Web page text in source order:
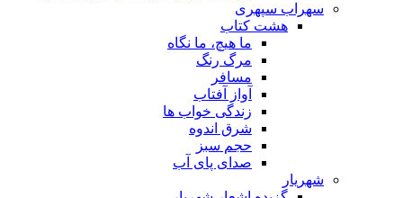
سهراب سپهری
هشت کتاب
ما هیچ، ما نگاه
مرگ رنگ
مسافر
آواز آفتاب
زندگی خواب ها
شرق اندوه
حجم سبز
صدای پای آب
شهریار